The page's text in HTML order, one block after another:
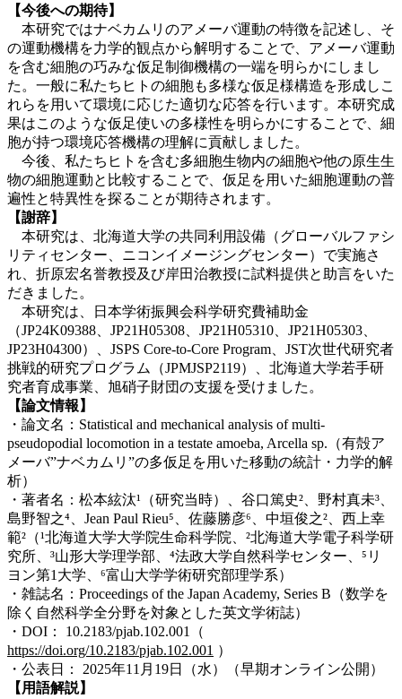
【今後への期待】
本研究ではナベカムリのアメーバ運動の特徴を記述し、そ
の運動機構を力学的観点から解明することで、アメーバ運動
を含む細胞の巧みな仮足制御機構の一端を明らかにしまし
た。一般に私たちヒトの細胞も多様な仮足様構造を形成しこ
れらを用いて環境に応じた適切な応答を行います。本研究成
果はこのような仮足使いの多様性を明らかにすることで、細
胞が持つ環境応答機構の理解に貢献しました。
今後、私たちヒトを含む多細胞生物内の細胞や他の原生生
物の細胞運動と比較することで、仮足を用いた細胞運動の普
遍性と特異性を探ることが期待されます。
【謝辞】
本研究は、北海道大学の共同利用設備（グローバルファシ
リティセンター、ニコンイメージングセンター）で実施さ
れ、折原宏名誉教授及び岸田治教授に試料提供と助言をいた
だきました。
本研究は、日本学術振興会科学研究費補助金
（JP24K09388、JP21H05308、JP21H05310、JP21H05303、
JP23H04300）、JSPS Core-to-Core Program、JST次世代研究者
挑戦的研究プログラム（JPMJSP2119）、北海道大学若手研
究者育成事業、旭硝子財団の支援を受けました。
【論文情報】
・論文名：Statistical and mechanical analysis of multi-
pseudopodial locomotion in a testate amoeba, Arcella sp.（有殻ア
メーバ”ナベカムリ”の多仮足を用いた移動の統計・力学的解
析）
・著者名：松本絃汰¹（研究当時）、谷口篤史²、野村真未³、
島野智之⁴、Jean Paul Rieu⁵、佐藤勝彦⁶、中垣俊之²、西上幸
範²（¹北海道大学大学院生命科学院、²北海道大学電子科学研
究所、³山形大学理学部、⁴法政大学自然科学センター、⁵リ
ヨン第1大学、⁶富山大学学術研究部理学系）
・雑誌名：Proceedings of the Japan Academy, Series B（数学を
除く自然科学全分野を対象とした英文学術誌）
・DOI： 10.2183/pjab.102.001（
https://doi.org/10.2183/pjab.102.001 ）
・公表日： 2025年11月19日（水）（早期オンライン公開）
【用語解説】